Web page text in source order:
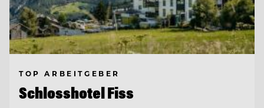
TOP ARBEITGEBER
Schlosshotel Fiss